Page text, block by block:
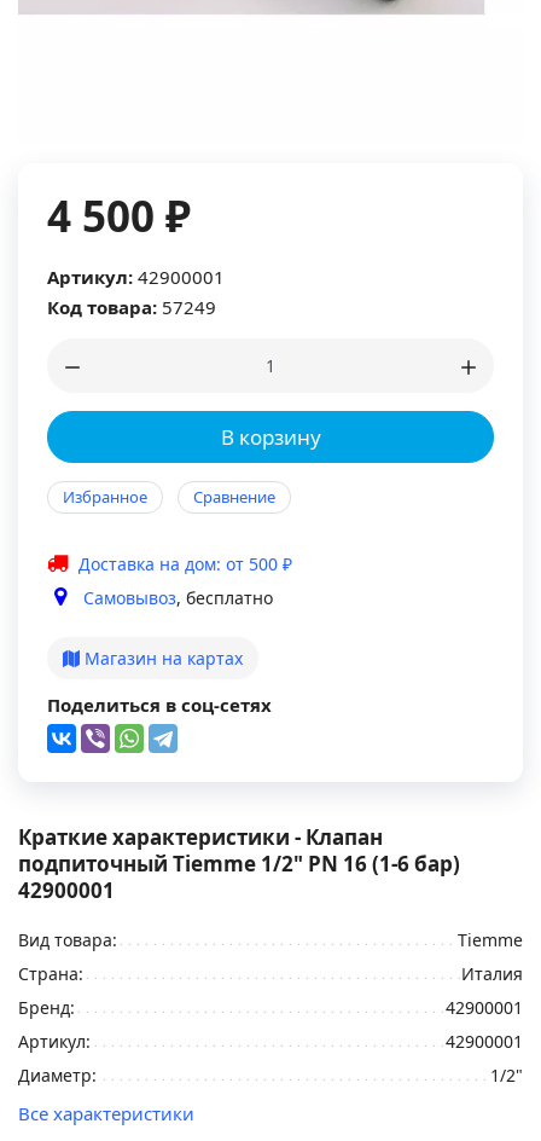
4 500 ₽
Артикул: 42900001
Код товара: 57249
В корзину
Избранное Сравнение
Доставка на дом: от 500 ₽
Самовывоз, бесплатно
Магазин на картах
Поделиться в соц-сетях
Краткие характеристики - Клапан
подпиточный Tiemme 1/2" PN 16 (1-6 бар)
42900001
Вид товара:
Tiemme
Страна:
Италия
Бренд:
42900001
Артикул:
42900001
Диаметр:
1/2"
Все характеристики